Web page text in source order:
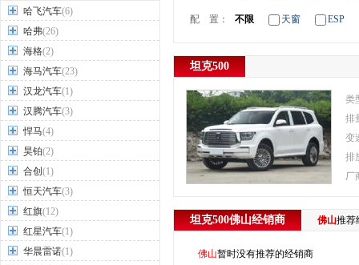
哈飞汽车(6)
哈弗(26)
海格(2)
海马汽车(23)
汉龙汽车(1)
汉腾汽车(3)
悍马(4)
昊铂(2)
合创 (1)
恒天汽车(3)
红旗(12)
红星汽车(1)
华晨雷诺(1)
配 置： 不限 天窗 ESP
坦克500
类
排
变
排
厂
坦克500佛山经销商 佛山推荐
佛山暂时没有推荐的经销商